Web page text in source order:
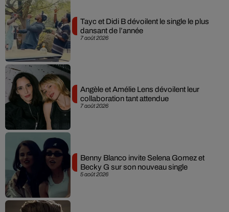
7 août 2026
Tayc et Didi B dévoilent le single le plus
dansant de l’année
7 août 2026
Angèle et Amélie Lens dévoilent leur
collaboration tant attendue
5 août 2026
Benny Blanco invite Selena Gomez et
Becky G sur son nouveau single